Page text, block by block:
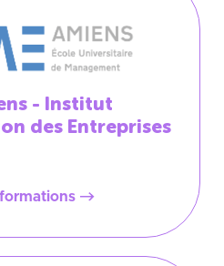
- Institut
des Entreprises